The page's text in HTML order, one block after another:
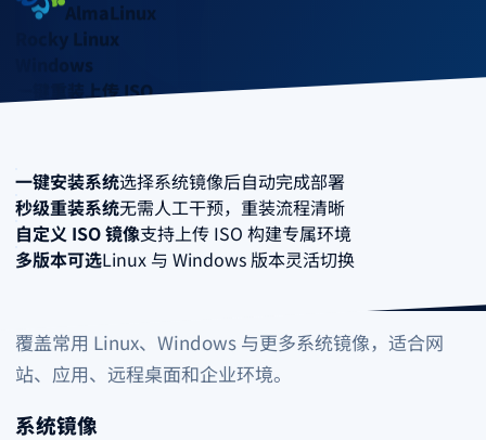
AlmaLinux
Rocky Linux
Windows
一键重装上传 ISO
一键安装系统选择系统镜像后自动完成部署
秒级重装系统无需人工干预，重装流程清晰
自定义 ISO 镜像支持上传 ISO 构建专属环境
多版本可选Linux 与 Windows 版本灵活切换
覆盖常用 Linux、Windows 与更多系统镜像，适合网
站、应用、远程桌面和企业环境。
系统镜像